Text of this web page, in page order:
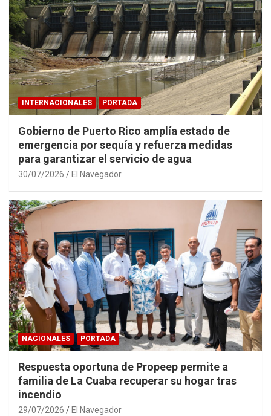
INTERNACIONALES PORTADA
Gobierno de Puerto Rico amplía estado de
emergencia por sequía y refuerza medidas
para garantizar el servicio de agua
30/07/2026 El Navegador
NACIONALES PORTADA
Respuesta oportuna de Propeep permite a
familia de La Cuaba recuperar su hogar tras
incendio
29/07/2026 El Navegador